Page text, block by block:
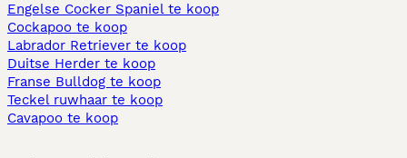
Engelse Cocker Spaniel te koop
Cockapoo te koop
Labrador Retriever te koop
Duitse Herder te koop
Franse Bulldog te koop
Teckel ruwhaar te koop
Cavapoo te koop